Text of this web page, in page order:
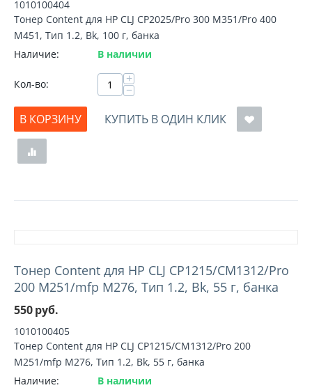
1010100404
Тонер Content для HP CLJ CP2025/Pro 300 M351/Pro 400
M451, Тип 1.2, Bk, 100 г, банка
Наличие:
В наличии
Кол-во: +
−
В КОРЗИНУ
КУПИТЬ В ОДИН КЛИК
Тонер Content для HP CLJ CP1215/CM1312/Pro
200 M251/mfp M276, Тип 1.2, Bk, 55 г, банка
550руб.
1010100405
Тонер Content для HP CLJ CP1215/CM1312/Pro 200
M251/mfp M276, Тип 1.2, Bk, 55 г, банка
Наличие:
В наличии